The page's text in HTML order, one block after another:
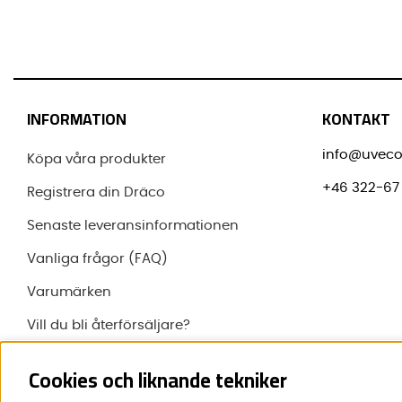
snabbt och enkelt
INFORMATION
Köpa våra produkter
Registrera din Dräco
Senaste leveransinformationen
Vanliga frågor (FAQ)
Varumärken
Vill du bli återförsäljare?
KONTAKT
+46 322-67
Cookies och liknande tekniker